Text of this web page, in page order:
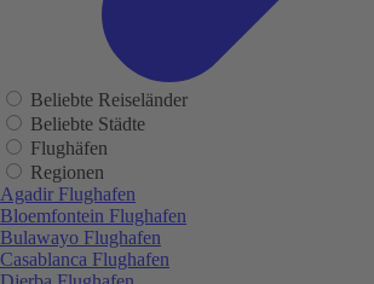
Beliebte Reiseländer
Beliebte Städte
Flughäfen
Regionen
Agadir Flughafen
Bloemfontein Flughafen
Bulawayo Flughafen
Casablanca Flughafen